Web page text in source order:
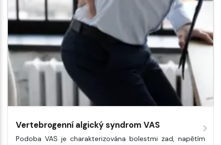
Vertebrogenní algický syndrom VAS
Podoba VAS je charakterizována bolestmi zad, napětím